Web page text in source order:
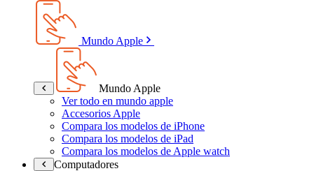
Mundo Apple
Mundo Apple
Ver todo en mundo apple
Accesorios Apple
Compara los modelos de iPhone
Compara los modelos de iPad
Compara los modelos de Apple watch
Computadores